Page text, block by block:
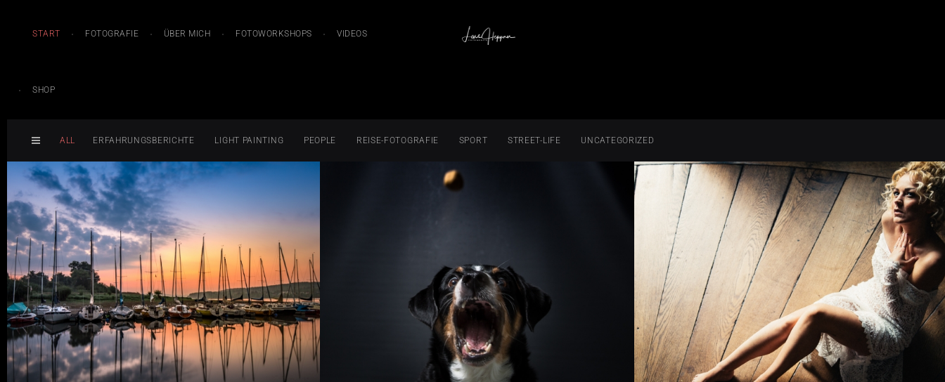
START FOTOGRAFIE ÜBER MICH FOTOWORKSHOPS VIDEOS
SHOP
ALL ERFAHRUNGSBERICHTE LIGHT PAINTING PEOPLE REISE-FOTOGRAFIE SPORT STREET-LIFE UNCATEGORIZED